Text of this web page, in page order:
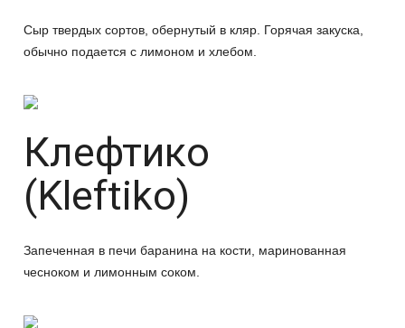
Сыр твердых сортов, обернутый в кляр. Горячая закуска,
обычно подается с лимоном и хлебом.
Клефтико
(Kleftiko)
Запеченная в печи баранина на кости, маринованная
чесноком и лимонным соком.